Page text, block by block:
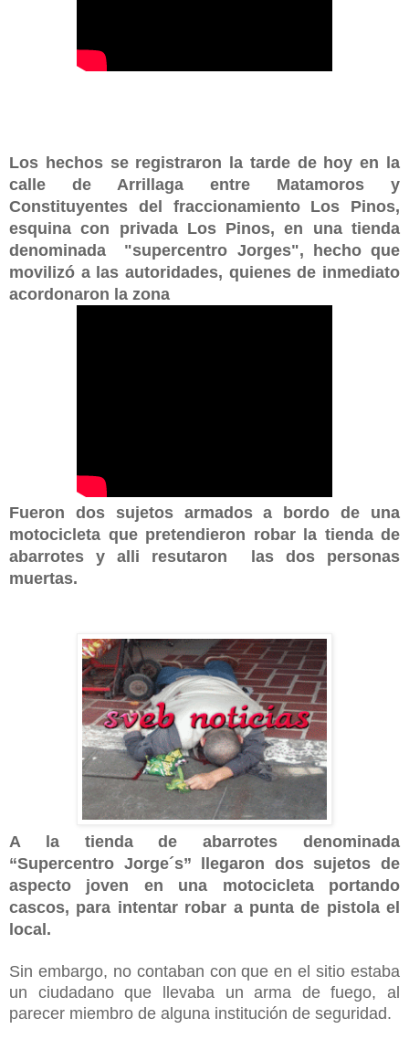
Los hechos se registraron la tarde de hoy en la
calle de Arrillaga entre Matamoros y
Constituyentes del fraccionamiento Los Pinos,
esquina con privada Los Pinos, en una tienda
denominada "supercentro Jorges", hecho que
movilizó a las autoridades, quienes de inmediato
acordonaron la zona
Fueron dos sujetos armados a bordo de una
motocicleta que pretendieron robar la tienda de
abarrotes y alli resutaron las dos personas
muertas.
A la tienda de abarrotes denominada
“Supercentro Jorge´s” llegaron dos sujetos de
aspecto joven en una motocicleta portando
cascos, para intentar robar a punta de pistola el
local.
Sin embargo, no contaban con que en el sitio estaba
un ciudadano que llevaba un arma de fuego, al
parecer miembro de alguna institución de seguridad.